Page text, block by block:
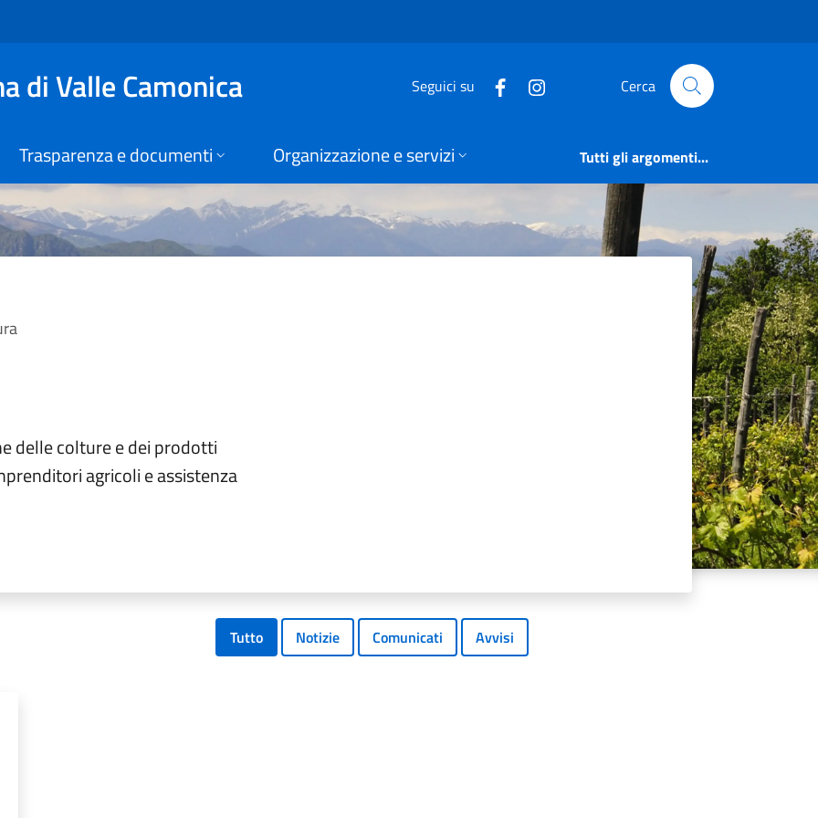
Montana di Valle Camonica
di Valle Camonica Seguici su Cerca
Trasparenza e documenti Organizzazione e servizi Tutti gli argomenti...
delle colture e dei prodotti
agricoli e assistenza
Tutto Notizie Comunicati Avvisi